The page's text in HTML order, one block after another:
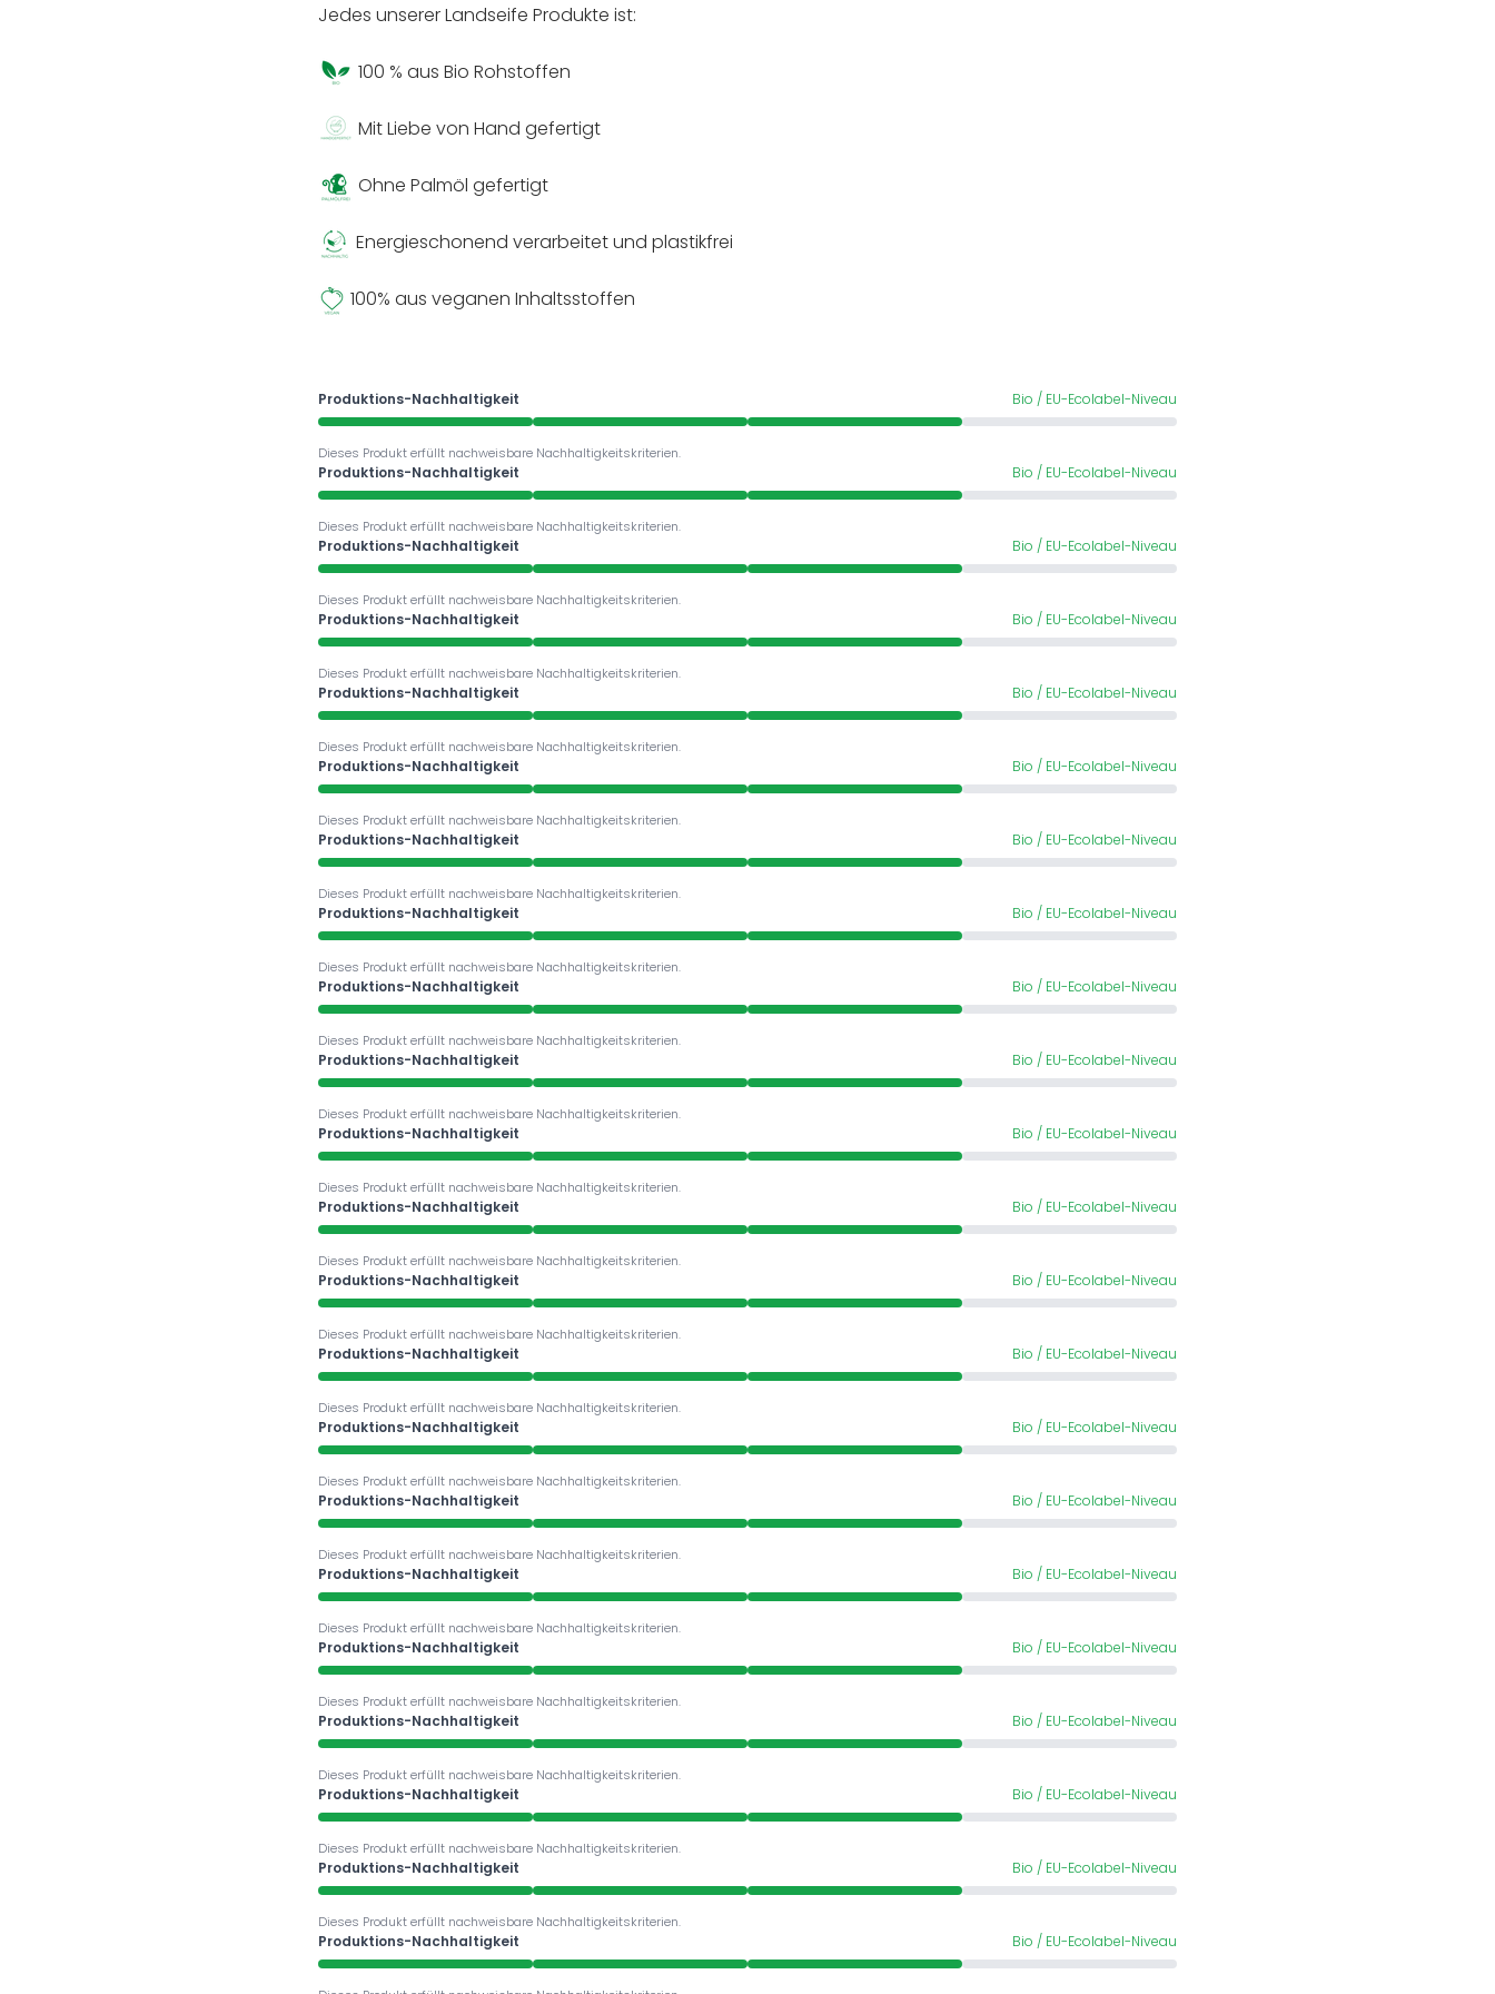
Jedes unserer Landseife Produkte ist:
100 % aus Bio Rohstoffen
Mit Liebe von Hand gefertigt
Ohne Palmöl gefertigt
Energieschonend verarbeitet und plastikfrei
100% aus veganen Inhaltsstoffen
Produktions-Nachhaltigkeit Bio / EU-Ecolabel-Niveau
Dieses Produkt erfüllt nachweisbare Nachhaltigkeitskriterien.
Produktions-Nachhaltigkeit Bio / EU-Ecolabel-Niveau
Dieses Produkt erfüllt nachweisbare Nachhaltigkeitskriterien.
Produktions-Nachhaltigkeit Bio / EU-Ecolabel-Niveau
Dieses Produkt erfüllt nachweisbare Nachhaltigkeitskriterien.
Produktions-Nachhaltigkeit Bio / EU-Ecolabel-Niveau
Dieses Produkt erfüllt nachweisbare Nachhaltigkeitskriterien.
Produktions-Nachhaltigkeit Bio / EU-Ecolabel-Niveau
Dieses Produkt erfüllt nachweisbare Nachhaltigkeitskriterien.
Produktions-Nachhaltigkeit Bio / EU-Ecolabel-Niveau
Dieses Produkt erfüllt nachweisbare Nachhaltigkeitskriterien.
Produktions-Nachhaltigkeit Bio / EU-Ecolabel-Niveau
Dieses Produkt erfüllt nachweisbare Nachhaltigkeitskriterien.
Produktions-Nachhaltigkeit Bio / EU-Ecolabel-Niveau
Dieses Produkt erfüllt nachweisbare Nachhaltigkeitskriterien.
Produktions-Nachhaltigkeit Bio / EU-Ecolabel-Niveau
Dieses Produkt erfüllt nachweisbare Nachhaltigkeitskriterien.
Produktions-Nachhaltigkeit Bio / EU-Ecolabel-Niveau
Dieses Produkt erfüllt nachweisbare Nachhaltigkeitskriterien.
Produktions-Nachhaltigkeit Bio / EU-Ecolabel-Niveau
Dieses Produkt erfüllt nachweisbare Nachhaltigkeitskriterien.
Produktions-Nachhaltigkeit Bio / EU-Ecolabel-Niveau
Dieses Produkt erfüllt nachweisbare Nachhaltigkeitskriterien.
Produktions-Nachhaltigkeit Bio / EU-Ecolabel-Niveau
Dieses Produkt erfüllt nachweisbare Nachhaltigkeitskriterien.
Produktions-Nachhaltigkeit Bio / EU-Ecolabel-Niveau
Dieses Produkt erfüllt nachweisbare Nachhaltigkeitskriterien.
Produktions-Nachhaltigkeit Bio / EU-Ecolabel-Niveau
Dieses Produkt erfüllt nachweisbare Nachhaltigkeitskriterien.
Produktions-Nachhaltigkeit Bio / EU-Ecolabel-Niveau
Dieses Produkt erfüllt nachweisbare Nachhaltigkeitskriterien.
Produktions-Nachhaltigkeit Bio / EU-Ecolabel-Niveau
Dieses Produkt erfüllt nachweisbare Nachhaltigkeitskriterien.
Produktions-Nachhaltigkeit Bio / EU-Ecolabel-Niveau
Dieses Produkt erfüllt nachweisbare Nachhaltigkeitskriterien.
Produktions-Nachhaltigkeit Bio / EU-Ecolabel-Niveau
Dieses Produkt erfüllt nachweisbare Nachhaltigkeitskriterien.
Produktions-Nachhaltigkeit Bio / EU-Ecolabel-Niveau
Dieses Produkt erfüllt nachweisbare Nachhaltigkeitskriterien.
Produktions-Nachhaltigkeit Bio / EU-Ecolabel-Niveau
Dieses Produkt erfüllt nachweisbare Nachhaltigkeitskriterien.
Produktions-Nachhaltigkeit Bio / EU-Ecolabel-Niveau